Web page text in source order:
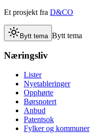
Et prosjekt fra D&CO
Bytt tema Bytt tema
Næringsliv
Lister
Nyetableringer
Opphørte
Børsnotert
Anbud
Patentsok
Fylker og kommuner